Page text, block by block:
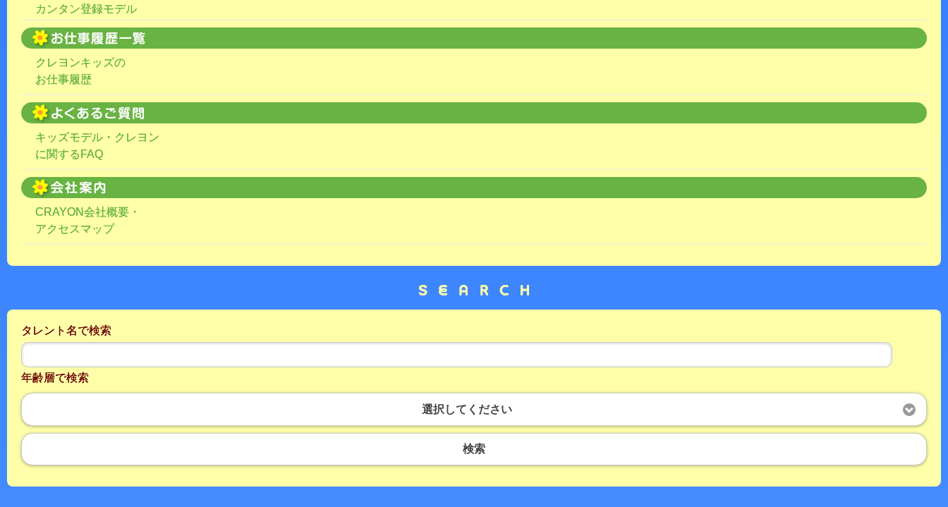
カンタン登録モデル
クレヨンキッズの
お仕事履歴
キッズモデル・クレヨン
に関するFAQ
CRAYON会社概要・
アクセスマップ
タレント名で検索
年齢層で検索
選択してください
検索